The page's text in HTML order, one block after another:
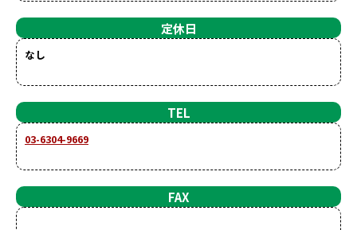
定休日
なし
TEL
03-6304-9669
FAX